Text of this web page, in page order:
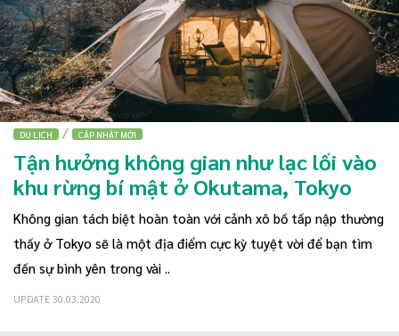
DU LỊCH / CẬP NHẬT MỚI
Tận hưởng không gian như lạc lối vào
khu rừng bí mật ở Okutama, Tokyo
Không gian tách biệt hoàn toàn với cảnh xô bồ tấp nập thường
thấy ở Tokyo sẽ là một địa điểm cực kỳ tuyệt vời để bạn tìm
đến sự bình yên trong vài ..
UPDATE 30.03.2020